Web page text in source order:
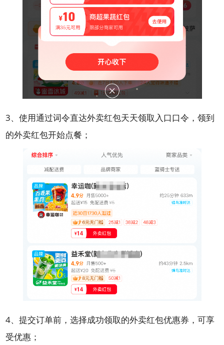
3、使用通过词令直达外卖红包天天领取入口口令，领到
的外卖红包开始点餐；
4、提交订单前，选择成功领取的外卖红包优惠券，可享
受优惠；